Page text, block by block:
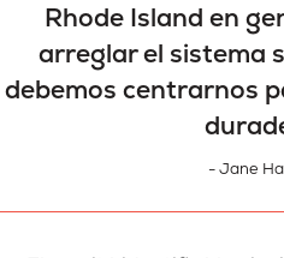
Rhode Island en
arreglar el sistema
debemos centrarnos
- Jane